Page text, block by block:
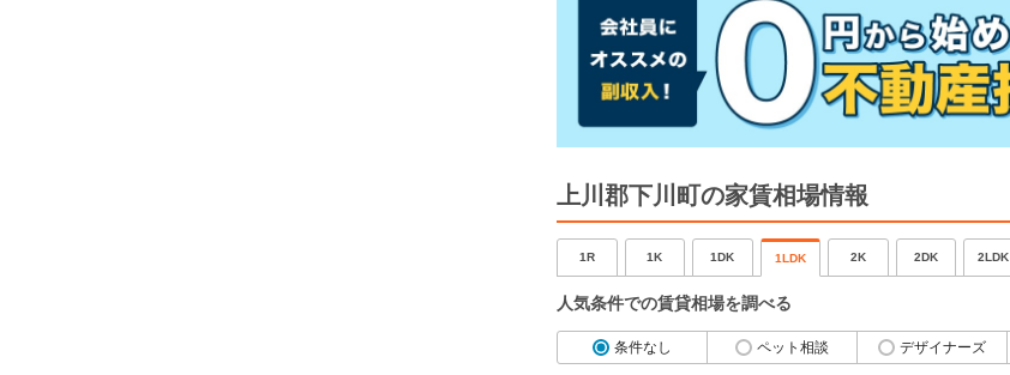
上川郡下川町の家賃相場情報
1R 1K 1DK 1LDK 2K 2DK 2LDK
人気条件での賃貸相場を調べる
条件なし ペット相談 デザイナーズ